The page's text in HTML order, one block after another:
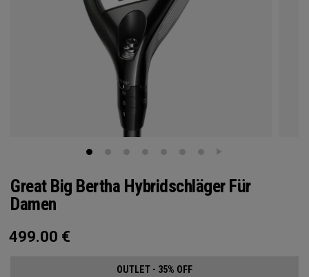
Great Big Bertha Hybridschläger Für
Damen
499.00 €
OUTLET - 35% OFF